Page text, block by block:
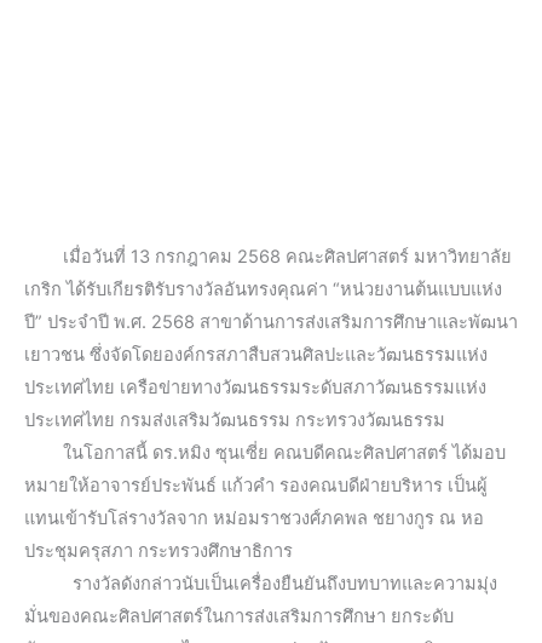
เมื่อวันที่ 13 กรกฎาคม 2568 คณะศิลปศาสตร์ มหาวิทยาลัย
เกริก ได้รับเกียรติรับรางวัลอันทรงคุณค่า “หน่วยงานต้นแบบแห่ง
ปี” ประจำปี พ.ศ. 2568 สาขาด้านการส่งเสริมการศึกษาและพัฒนา
เยาวชน ซึ่งจัดโดยองค์กรสภาสืบสวนศิลปะและวัฒนธรรมแห่ง
ประเทศไทย เครือข่ายทางวัฒนธรรมระดับสภาวัฒนธรรมแห่ง
ประเทศไทย กรมส่งเสริมวัฒนธรรม กระทรวงวัฒนธรรม
ในโอกาสนี้ ดร.หมิง ซุนเซี่ย คณบดีคณะศิลปศาสตร์ ได้มอบ
หมายให้อาจารย์ประพันธ์ แก้วคำ รองคณบดีฝ่ายบริหาร เป็นผู้
แทนเข้ารับโล่รางวัลจาก หม่อมราชวงศ์ภคพล ชยางกูร ณ หอ
ประชุมครุสภา กระทรวงศึกษาธิการ
รางวัลดังกล่าวนับเป็นเครื่องยืนยันถึงบทบาทและความมุ่ง
มั่นของคณะศิลปศาสตร์ในการส่งเสริมการศึกษา ยกระดับ